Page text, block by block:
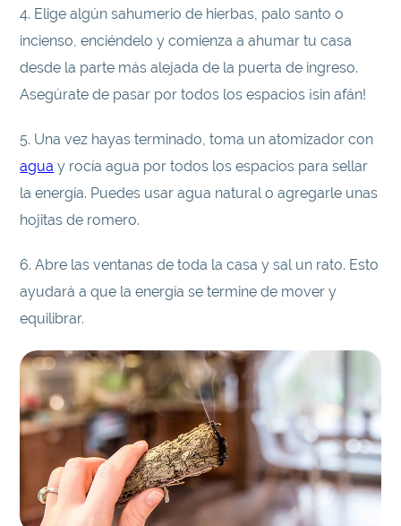
4. Elige algún sahumerio de hierbas, palo santo o
incienso, enciéndelo y comienza a ahumar tu casa
desde la parte más alejada de la puerta de ingreso.
Asegúrate de pasar por todos los espacios ¡sin afán!
5. Una vez hayas terminado, toma un atomizador con
agua y rocía agua por todos los espacios para sellar
la energía. Puedes usar agua natural o agregarle unas
hojitas de romero.
6. Abre las ventanas de toda la casa y sal un rato. Esto
ayudará a que la energía se termine de mover y
equilibrar.